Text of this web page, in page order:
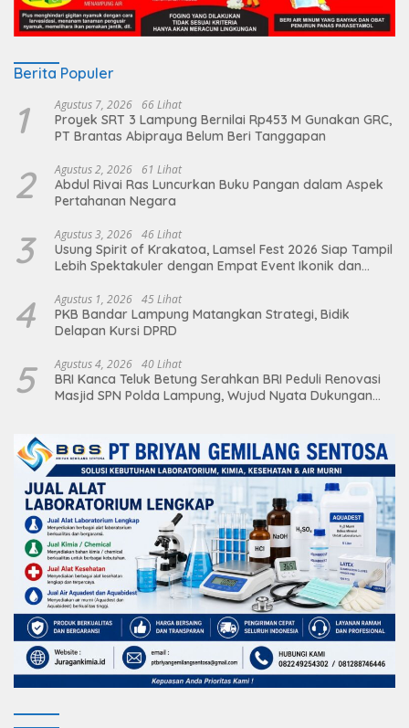
Berita Populer
1 Agustus 7, 2026 66 Lihat
Proyek SRT 3 Lampung Bernilai Rp453 M Gunakan GRC,
PT Brantas Abipraya Belum Beri Tanggapan
2 Agustus 2, 2026 61 Lihat
Abdul Rivai Ras Luncurkan Buku Pangan dalam Aspek
Pertahanan Negara
3 Agustus 3, 2026 46 Lihat
Usung Spirit of Krakatoa, Lamsel Fest 2026 Siap Tampil
Lebih Spektakuler dengan Empat Event Ikonik dan
4 Agustus 1, 2026 45 Lihat
PKB Bandar Lampung Matangkan Strategi, Bidik
Delapan Kursi DPRD
5 Agustus 4, 2026 40 Lihat
BRI Kanca Teluk Betung Serahkan BRI Peduli Renovasi
Masjid SPN Polda Lampung, Wujud Nyata Dukungan